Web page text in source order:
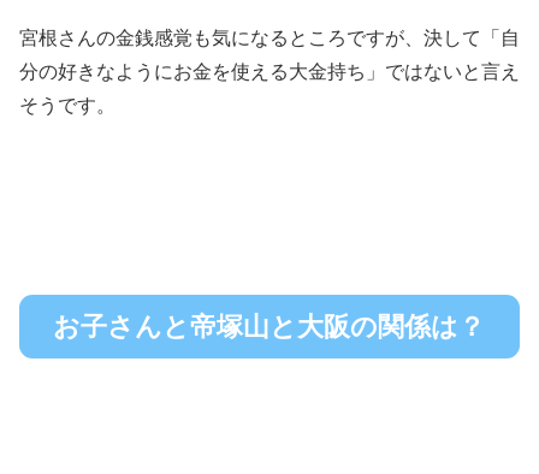
宮根さんの金銭感覚も気になるところですが、決して「自
分の好きなようにお金を使える大金持ち」ではないと言え
そうです。
お子さんと帝塚山と大阪の関係は？